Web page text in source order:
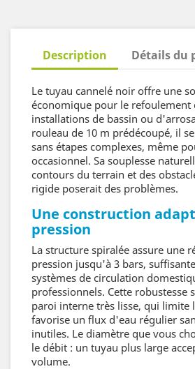
Description Détails du
Le tuyau cannelé noir offre une
économique pour le refoulement
installations de bassin ou
rouleau de 10 m prédécoupé, il
sans étapes complexes, même
occasionnel. Sa souplesse
contours du terrain et des
rigide poserait des problèmes.
Une construction
pression
La structure spiralée assure une
pression jusqu'à 3 bars,
systèmes de circulation
professionnels. Cette robustesse
paroi interne très lisse, qui limite
favorise un flux d'eau régulier
inutiles. Le diamètre que vous
le débit : un tuyau plus large
volume.